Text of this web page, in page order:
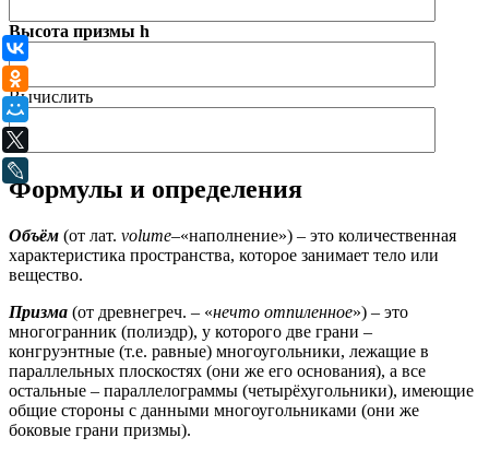
Высота призмы h
Вычислить
Формулы и определения
Объём (от лат. volume–«наполнение») – это количественная
характеристика пространства, которое занимает тело или
вещество.
Призма (от древнегреч. – «нечто отпиленное») – это
многогранник (полиэдр), у которого две грани –
конгруэнтные (т.е. равные) многоугольники, лежащие в
параллельных плоскостях (они же его основания), а все
остальные – параллелограммы (четырёхугольники), имеющие
общие стороны с данными многоугольниками (они же
боковые грани призмы).
ВКонтакте
Мой Мир